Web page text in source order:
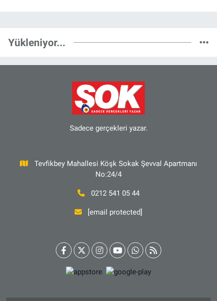
Yükleniyor...
Sadece gerçekleri yazar.
Tevfikbey Mahallesi Köşk Sokak Şevval Apartmanı
No:24/4
0212 541 05 44
[email protected]